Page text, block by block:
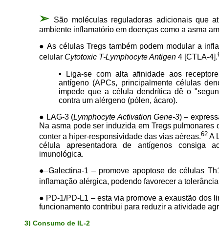
➢ São moléculas reguladoras adicionais que
ambiente inflamatório em doenças como a asma
● As células Tregs também podem modular a
celular Cytotoxic T-Lymphocyte Antigen 4 [CTLA-4].
• Liga-se com alta afinidade aos
antígeno (APCs, principalmente células
impede que a célula dendrítica dê o
contra um alérgeno (pólen, ácaro).
● LAG-3 (Lymphocyte Activation Gene-3) –
Na asma pode ser induzida em Tregs
conter a hiper-responsividade das vias aéreas.62 A
célula apresentadora de antígenos consiga
imunológica.
●Galectina-1 – promove apoptose de células
inflamação alérgica, podendo favorecer a
● PD-1/PD-L1 – esta via promove a exaustão dos
funcionamento contribui para reduzir a atividade
3) Consumo de IL-2